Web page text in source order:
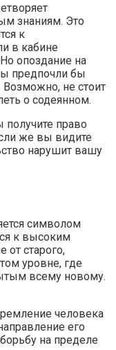
знаниям. Это
к
в кабине
опоздание на
предпочли бы
Возможно, не стоит
о содеянном.
право
же вы видите
нарушит вашу
символом
к высоким
старого,
уровне, где
всему новому.
человека
его
на пределе